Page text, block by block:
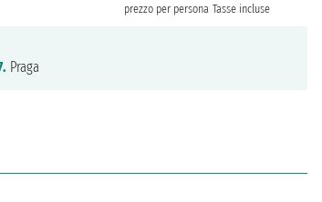
prezzo per persona Tasse incluse
Praga